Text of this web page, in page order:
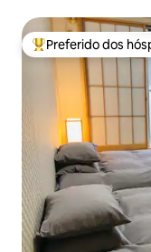
Entre os melhores
Preferido dos